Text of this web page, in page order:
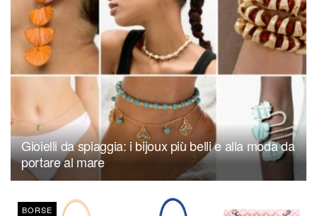
Gioielli da spiaggia: i bijoux più belli e alla moda da
portare al mare
BORSE